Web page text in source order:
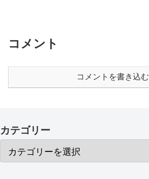
コメント
コメントを書き込む
カテゴリー